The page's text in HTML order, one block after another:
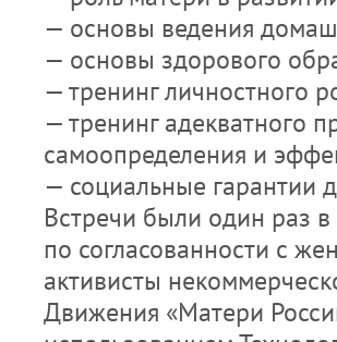
— основы ведения
— основы здорового
— тренинг личностного
— тренинг адекватного
самоопределения и
— социальные гарантии
Встречи были один раз
по согласованности с
активисты
Движения «Матери